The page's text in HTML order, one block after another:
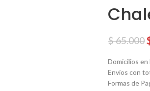
$65.000
Domicilios en
Envíos con
Formas de